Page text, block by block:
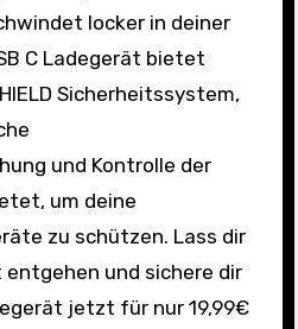
locker in deiner
C Ladegerät bietet
Sicherheitssystem,
und Kontrolle der
um deine
zu schützen. Lass dir
entgehen und sichere dir
jetzt für nur 19,99€